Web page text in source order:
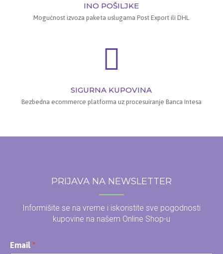
INO POŠILJKE
Mogućnost izvoza paketa uslugama Post Export ili DHL
SIGURNA KUPOVINA
Bezbedna ecommerce platforma uz procesuiranje Banca Intesa
PRIJAVA NA NEWSLETTER
Informišite se na vreme i iskoristite sve pogodnosti
kupovine na našem Online Shop-u
Email